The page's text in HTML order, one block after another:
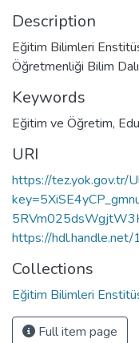
Description
Eğitim Bilimleri
Öğretmenliği Bilim Dalı
Keywords
Eğitim ve Öğretim,
URI
https://tez.yok.gov.tr/
https://
Collections
Eğitim Bilimleri
Full item page